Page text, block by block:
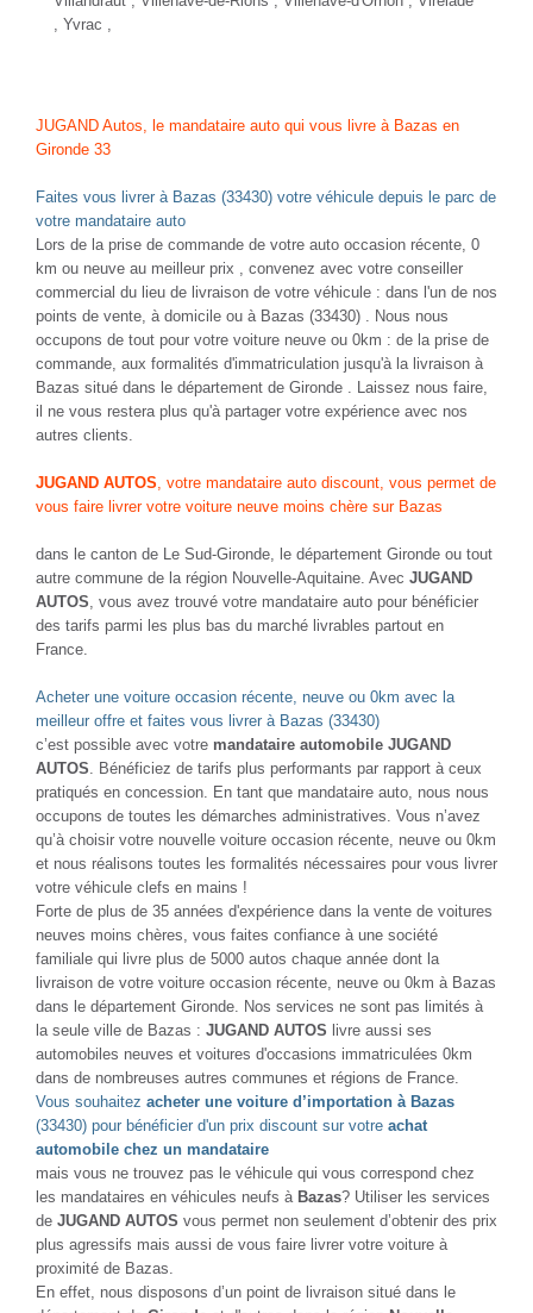
, Yvrac ,
JUGAND Autos, le mandataire auto qui vous livre à Bazas en
Gironde 33
Faites vous livrer à Bazas (33430) votre véhicule depuis le parc de
votre mandataire auto
Lors de la prise de commande de votre auto occasion récente, 0
km ou neuve au meilleur prix , convenez avec votre conseiller
commercial du lieu de livraison de votre véhicule : dans l'un de nos
points de vente, à domicile ou à Bazas (33430) . Nous nous
occupons de tout pour votre voiture neuve ou 0km : de la prise de
commande, aux formalités d'immatriculation jusqu'à la livraison à
Bazas situé dans le département de Gironde . Laissez nous faire,
il ne vous restera plus qu'à partager votre expérience avec nos
autres clients.
JUGAND AUTOS , votre mandataire auto discount, vous permet de
vous faire livrer votre voiture neuve moins chère sur Bazas
dans le canton de Le Sud-Gironde, le département Gironde ou tout
autre commune de la région Nouvelle-Aquitaine. Avec JUGAND
AUTOS , vous avez trouvé votre mandataire auto pour bénéficier
des tarifs parmi les plus bas du marché livrables partout en
France.
Acheter une voiture occasion récente, neuve ou 0km avec la
meilleur offre et faites vous livrer à Bazas (33430)
c’est possible avec votre mandataire automobile JUGAND
AUTOS . Bénéficiez de tarifs plus performants par rapport à ceux
pratiqués en concession. En tant que mandataire auto, nous nous
occupons de toutes les démarches administratives. Vous n’avez
qu’à choisir votre nouvelle voiture occasion récente, neuve ou 0km
et nous réalisons toutes les formalités nécessaires pour vous livrer
votre véhicule clefs en mains !
Forte de plus de 35 années d'expérience dans la vente de voitures
neuves moins chères, vous faites confiance à une société
familiale qui livre plus de 5000 autos chaque année dont la
livraison de votre voiture occasion récente, neuve ou 0km à Bazas
dans le département Gironde. Nos services ne sont pas limités à
la seule ville de Bazas : JUGAND AUTOS livre aussi ses
automobiles neuves et voitures d'occasions immatriculées 0km
dans de nombreuses autres communes et régions de France.
Vous souhaitez acheter une voiture d’importation à Bazas
(33430) pour bénéficier d'un prix discount sur votre achat
automobile chez un mandataire
mais vous ne trouvez pas le véhicule qui vous correspond chez
les mandataires en véhicules neufs à Bazas? Utiliser les services
de JUGAND AUTOS vous permet non seulement d’obtenir des prix
plus agressifs mais aussi de vous faire livrer votre voiture à
proximité de Bazas.
En effet, nous disposons d’un point de livraison situé dans le